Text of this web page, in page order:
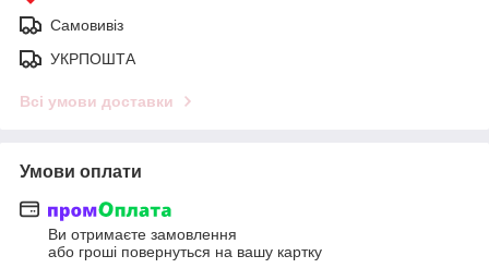
Самовивіз
УКРПОШТА
Всі умови доставки
Умови оплати
Ви отримаєте замовлення
або гроші повернуться на вашу картку